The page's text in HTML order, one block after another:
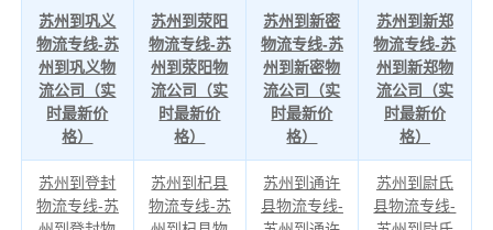
苏州到巩义
物流专线-苏
州到巩义物
流公司（实
时最新价
格）
苏州到荥阳
物流专线-苏
州到荥阳物
流公司（实
时最新价
格）
苏州到新密
物流专线-苏
州到新密物
流公司（实
时最新价
格）
苏州到新郑
物流专线-苏
州到新郑物
流公司（实
时最新价
格）
苏州到登封
物流专线-苏
苏州到杞县
物流专线-苏
苏州到通许
县物流专线-
苏州到尉氏
县物流专线-